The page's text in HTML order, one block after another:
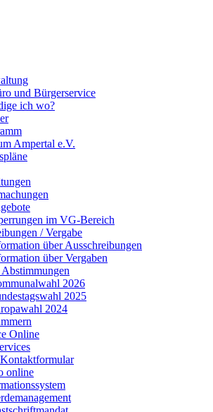
und Bürgerservice
ich wo?
Ampertal e.V.
im VG-Bereich
/ Vergabe
über Ausschreibungen
über Vergaben
2026
2025
2024
Online
online